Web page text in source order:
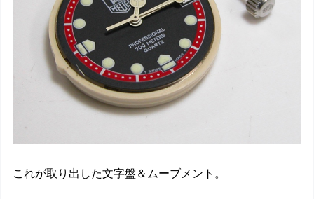
これが取り出した文字盤＆ムーブメント。